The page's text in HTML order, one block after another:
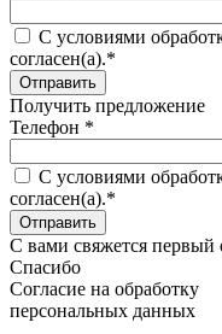
C условиями
согласен(а).*
Получить предложение
Телефон *
C условиями
согласен(а).*
С вами свяжется
Спасибо
Согласие на обработку
персональных данных